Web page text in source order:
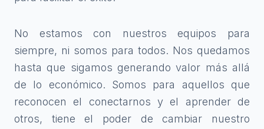
No estamos con nuestros equipos para
siempre, ni somos para todos. Nos quedamos
hasta que sigamos generando valor más allá
de lo económico. Somos para aquellos que
reconocen el conectarnos y el aprender de
otros, tiene el poder de cambiar nuestro